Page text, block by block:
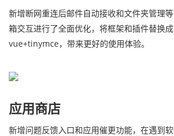
新增断网重连后邮件自动接收和文件夹管理
箱交互进行了全面优化，将框架和插件替换
vue+tinymce，带来更好的使用体验。
应用商店
新增问题反馈入口和应用催更功能，在遇到